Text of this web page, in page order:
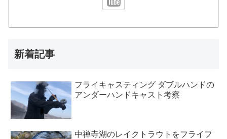
新着記事
フライキャスティング ダブルハンドの
アンダーハンドキャスト考察
中禅寺湖のレイクトラウトをフライフ